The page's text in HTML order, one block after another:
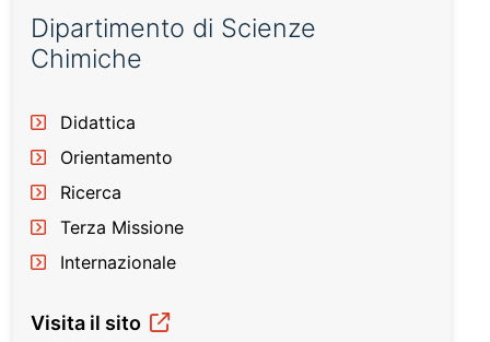
Dipartimento di Scienze
Chimiche
Didattica
Orientamento
Ricerca
Terza Missione
Internazionale
Visita il sito